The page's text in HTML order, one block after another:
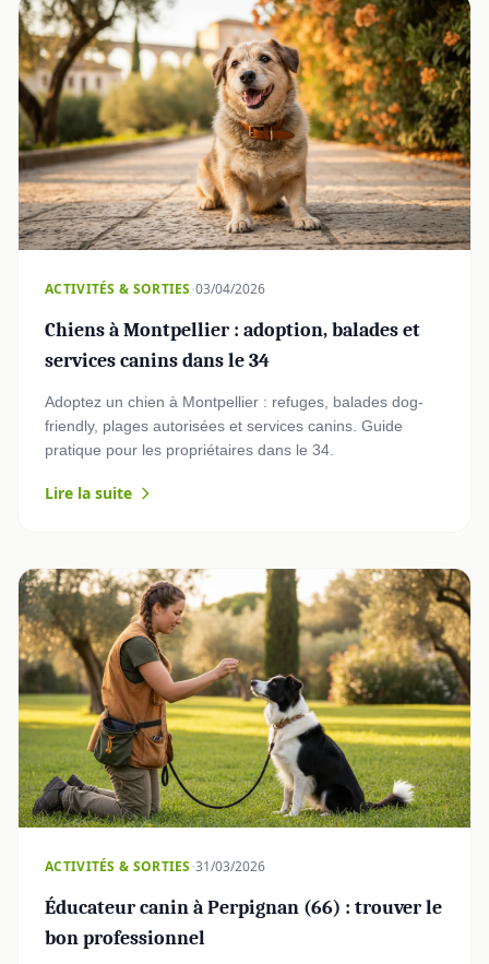
ACTIVITÉS & SORTIES·03/04/2026
Chiens à Montpellier : adoption, balades et
services canins dans le 34
Adoptez un chien à Montpellier : refuges, balades dog-
friendly, plages autorisées et services canins. Guide
pratique pour les propriétaires dans le 34.
Lire la suite
ACTIVITÉS & SORTIES·31/03/2026
Éducateur canin à Perpignan (66) : trouver le
bon professionnel